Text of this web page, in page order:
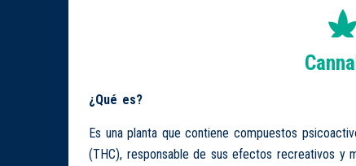
¿Qué es?
Es una planta que contiene compuestos
(THC), responsable de sus efectos recreativos y